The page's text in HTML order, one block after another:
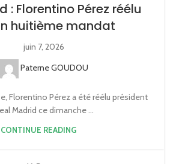
: Florentino Pérez réélu
huitième mandat
juin 7, 2026
Paterne GOUDOU
Florentino Pérez a été réélu président
Madrid ce dimanche ...
CONTINUE READING